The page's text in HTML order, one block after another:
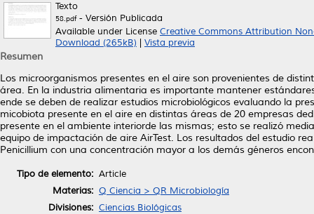
Texto
58.pdf- Versión Publicada
Available under License Creative Commons Attribution
Download (265kB)
Vista previa
Resumen
Los microorganismos presentes en el aire son provenientes de
área. En la industria alimentaria es importante mantener
ende se deben de realizar estudios microbiológicos evaluando la
micobiota presente en el aire en distintas áreas de 20 empresas
presente en el ambiente interiorde las mismas; esto se realizó
equipo de impactación de aire AirTest. Los resultados del estudio
Penicillium con una concentración mayor a los demás géneros
Tipo de elemento: Article
Materias: Q Ciencia > QR Microbiología
Divisiones: Ciencias Biológicas